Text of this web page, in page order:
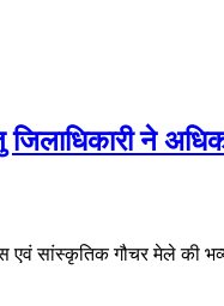
ने
एवं सांस्कृतिक गौचर मेले की